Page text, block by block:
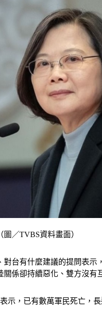
／TVBS資料畫面）
台有什麼建議的提問表
係卻持續惡化、雙方沒
示，已有數萬軍民死亡，